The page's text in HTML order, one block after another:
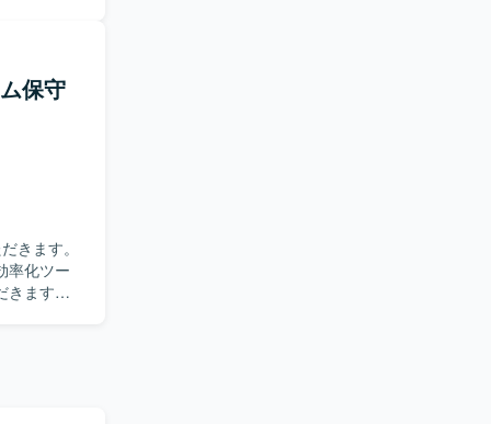
に取り
トプロセ
保守
率化ツー
きます。